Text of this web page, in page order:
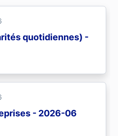
quotidiennes) -
- 2026-06